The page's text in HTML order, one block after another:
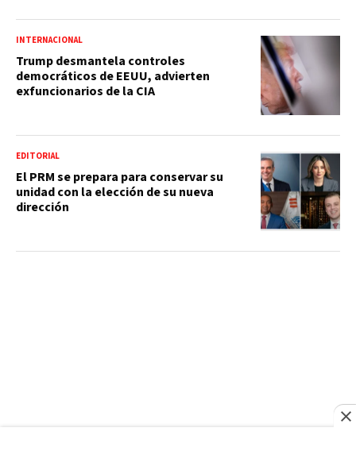
INTERNACIONAL
Trump desmantela controles
democráticos de EEUU, advierten
exfuncionarios de la CIA
EDITORIAL
El PRM se prepara para conservar su
unidad con la elección de su nueva
dirección